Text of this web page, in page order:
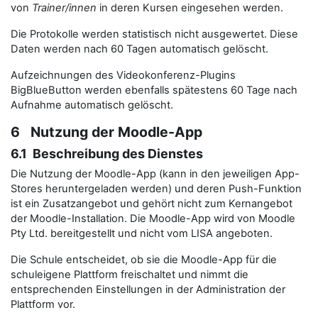
von Trainer/innen in deren Kursen eingesehen werden.
Die Protokolle werden statistisch nicht ausgewertet. Diese
Daten werden nach 60 Tagen automatisch gelöscht.
Aufzeichnungen des Videokonferenz-Plugins
BigBlueButton werden ebenfalls spätestens 60 Tage nach
Aufnahme automatisch gelöscht.
6 Nutzung der Moodle-App
6.1 Beschreibung des Dienstes
Die Nutzung der Moodle-App (kann in den jeweiligen App-
Stores heruntergeladen werden) und deren Push-Funktion
ist ein Zusatzangebot und gehört nicht zum Kernangebot
der Moodle-Installation. Die Moodle-App wird von Moodle
Pty Ltd. bereitgestellt und nicht vom LISA angeboten.
Die Schule entscheidet, ob sie die Moodle-App für die
schuleigene Plattform freischaltet und nimmt die
entsprechenden Einstellungen in der Administration der
Plattform vor.